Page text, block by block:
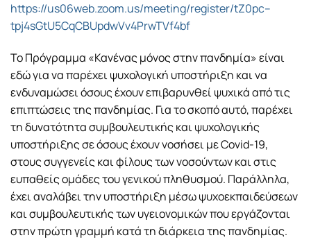
https://us06web.zoom.us/meeting/register/tZ0pc–
tpj4sGtU5CqCBUpdwVv4PrwTVf4bf
Το Πρόγραμμα «Κανένας μόνος στην πανδημία» είναι
εδώ για να παρέχει ψυχολογική υποστήριξη και να
ενδυναμώσει όσους έχουν επιβαρυνθεί ψυχικά από τις
επιπτώσεις της πανδημίας. Για το σκοπό αυτό, παρέχει
τη δυνατότητα συμβουλευτικής και ψυχολογικής
υποστήριξης σε όσους έχουν νοσήσει με Covid-19,
στους συγγενείς και φίλους των νοσούντων και στις
ευπαθείς ομάδες του γενικού πληθυσμού. Παράλληλα,
έχει αναλάβει την υποστήριξη μέσω ψυχοεκπαιδεύσεων
και συμβουλευτικής των υγειονομικών που εργάζονται
στην πρώτη γραμμή κατά τη διάρκεια της πανδημίας.